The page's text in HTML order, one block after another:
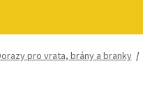
pro vrata, brány a branky/